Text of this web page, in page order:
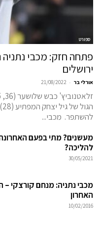
ספורט
ירושלים
אורלי בר -
21/08/2022
להשתפר. מכבי...
מעשנים? מתי בפעם
להליכה?
30/05/2021
מכבי נתניה: מנחם קורצקי –
האחרון
10/02/2016